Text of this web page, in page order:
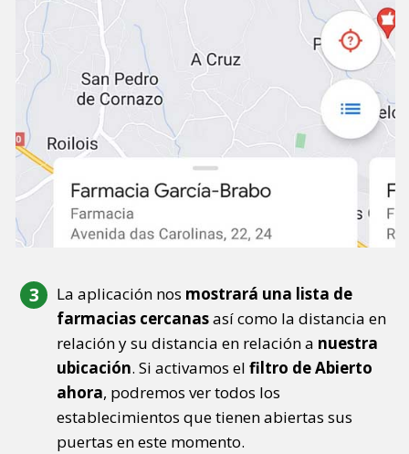
La aplicación nos mostrará una lista de
farmacias cercanasasí como la distancia en
relación y su distancia en relación a nuestra
ubicación. Si activamos el filtro de Abierto
ahora, podremos ver todos los
establecimientos que tienen abiertas sus
puertas en este momento.